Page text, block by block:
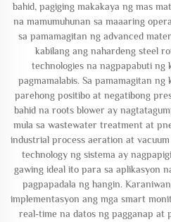
bahid, pagiging makakaya ng mas
na mamumuhunan sa maaaring
sa pamamagitan ng advanced
kabilang ang nahardeng steel
technologies na nagpapabuti ng
pagmamalabis. Sa pamamagitan
parehong positibo at negatibong
bahid na roots blower ay
mula sa wastewater treatment at
industrial process aeration at
technology ng sistema ay
gawing ideal ito para sa aplikasyon
pagpapadala ng hangin.
implementasyon ang mga smart
real-time na datos ng pagganap at